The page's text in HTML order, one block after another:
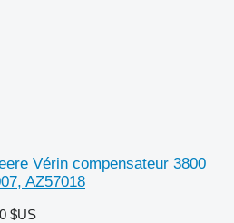
Vérin compensateur 3800
AZ57018
$US